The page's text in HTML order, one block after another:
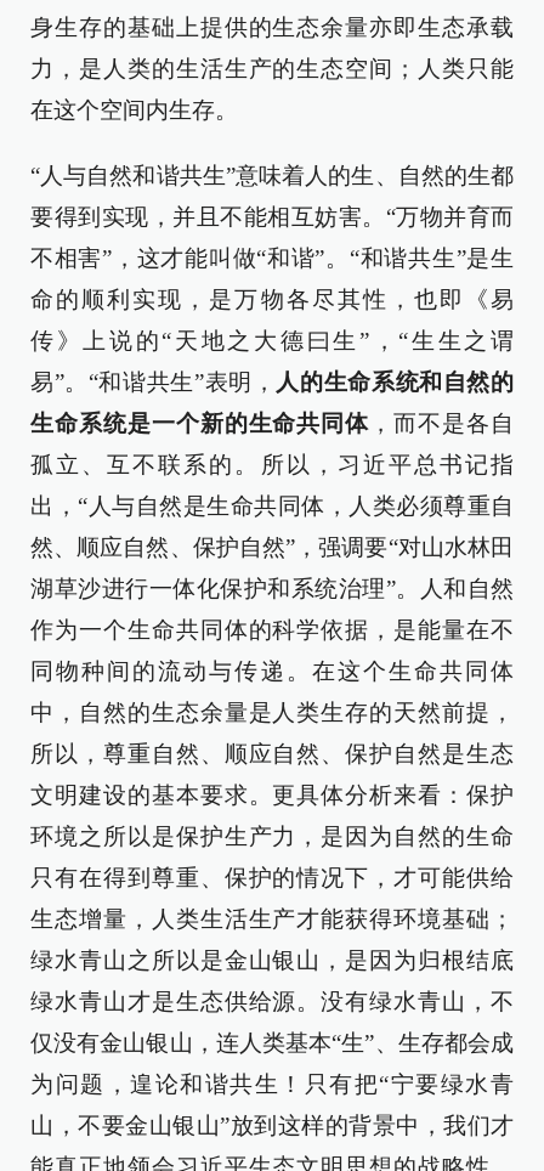
身生存的基础上提供的生态余量亦即生态承载
力，是人类的生活生产的生态空间；人类只能
在这个空间内生存。
“人与自然和谐共生”意味着人的生、自然的生都
要得到实现，并且不能相互妨害。“万物并育而
不相害”，这才能叫做“和谐”。“和谐共生”是生
命的顺利实现，是万物各尽其性，也即《易
传》上说的“天地之大德曰生”，“生生之谓
易”。“和谐共生”表明， 人的生命系统和自然的
生命系统是一个新的生命共同体 ，而不是各自
孤立、互不联系的。所以，习近平总书记指
出，“人与自然是生命共同体，人类必须尊重自
然、顺应自然、保护自然”，强调要“对山水林田
湖草沙进行一体化保护和系统治理”。人和自然
作为一个生命共同体的科学依据，是能量在不
同物种间的流动与传递。在这个生命共同体
中，自然的生态余量是人类生存的天然前提，
所以，尊重自然、顺应自然、保护自然是生态
文明建设的基本要求。更具体分析来看：保护
环境之所以是保护生产力，是因为自然的生命
只有在得到尊重、保护的情况下，才可能供给
生态增量，人类生活生产才能获得环境基础；
绿水青山之所以是金山银山，是因为归根结底
绿水青山才是生态供给源。没有绿水青山，不
仅没有金山银山，连人类基本“生”、生存都会成
为问题，遑论和谐共生！只有把“宁要绿水青
山，不要金山银山”放到这样的背景中，我们才